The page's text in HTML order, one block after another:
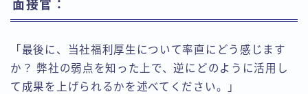
面接官：
「最後に、当社福利厚生について率直にどう感じます
か？ 弊社の弱点を知った上で、逆にどのように活用し
て成果を上げられるかを述べてください。」